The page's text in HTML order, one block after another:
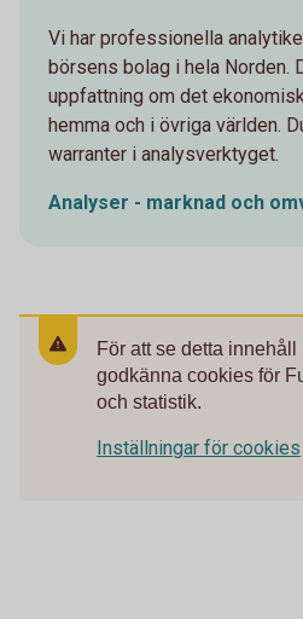
Vi har professionella
börsens bolag i hela Norden.
uppfattning om det
hemma och i övriga världen.
warranter i analysverktyget.
Analyser - marknad och
För att se detta
godkänna cookies för
och statistik.
Inställningar för cookies